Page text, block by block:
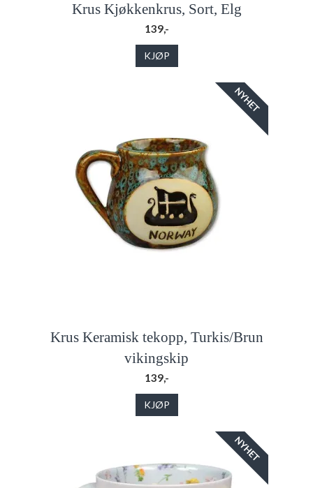
Krus Kjøkkenkrus, Sort, Elg
139,-
KJØP
NYHET
Krus Keramisk tekopp, Turkis/Brun
vikingskip
139,-
KJØP
NYHET